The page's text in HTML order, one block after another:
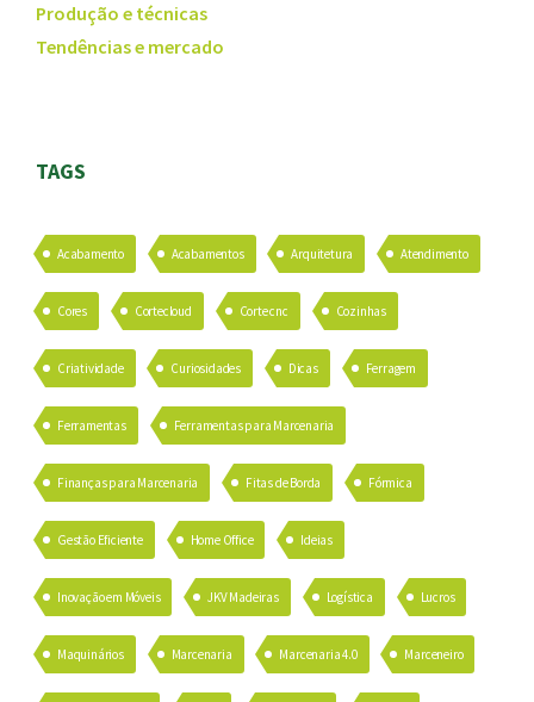
Produção e técnicas
Tendências e mercado
TAGS
Acabamento Acabamentos Arquitetura Atendimento
Cores Cortecloud Corte cnc Cozinhas
Criatividade Curiosidades Dicas Ferragem
Ferramentas Ferramentas para Marcenaria
Finanças para Marcenaria Fitas de Borda Fórmica
Gestão Eficiente Home Office Ideias
Inovação em Móveis JKV Madeiras Logística Lucros
Maquinários Marcenaria Marcenaria 4.0 Marceneiro